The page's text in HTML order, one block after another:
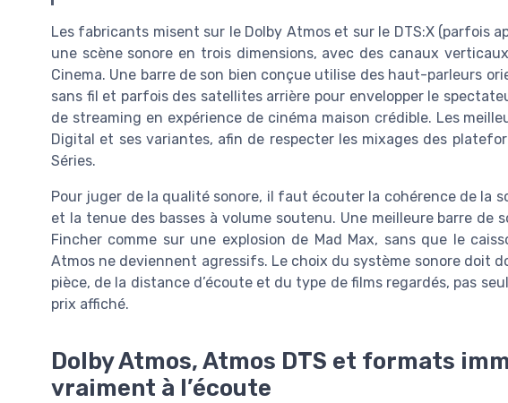
Les fabricants misent sur le Dolby Atmos et sur le DTS:X (parfois
une scène sonore en trois dimensions, avec des canaux
Cinema. Une barre de son bien conçue utilise des haut-parleurs
sans fil et parfois des satellites arrière pour envelopper le
de streaming en expérience de cinéma maison crédible. Les
Digital et ses variantes, afin de respecter les mixages des
Séries.
Pour juger de la qualité sonore, il faut écouter la cohérence de la
et la tenue des basses à volume soutenu. Une meilleure barre de
Fincher comme sur une explosion de Mad Max, sans que le
Atmos ne deviennent agressifs. Le choix du système sonore doit
pièce, de la distance d’écoute et du type de films regardés, pas
prix affiché.
Dolby Atmos, Atmos DTS et formats
vraiment à l’écoute